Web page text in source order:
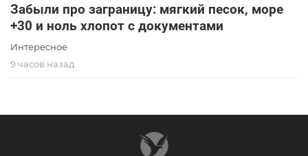
Забыли про заграницу: мягкий песок, море
+30 и ноль хлопот с документами
Интересное
9 часов назад